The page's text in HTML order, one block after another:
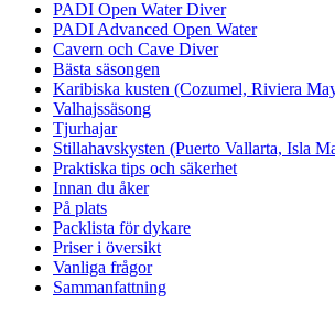
PADI Open Water Diver
PADI Advanced Open Water
Cavern och Cave Diver
Bästa säsongen
Karibiska kusten (Cozumel, Riviera
Valhajssäsong
Tjurhajar
Stillahavskysten (Puerto Vallarta, Isla
Praktiska tips och säkerhet
Innan du åker
På plats
Packlista för dykare
Priser i översikt
Vanliga frågor
Sammanfattning